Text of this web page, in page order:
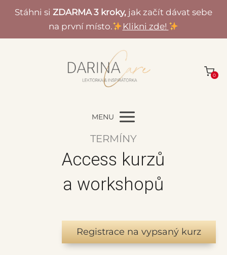
Stáhni si ZDARMA 3 kroky, jak začít dávat sebe
na první místo.
Klikni zde!
0
MENU
TERMÍNY
Access kurzů
a workshopů
Registrace na vypsaný kurz